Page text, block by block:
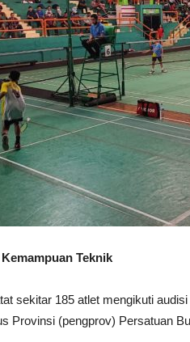
Teknik
sekitar 185 atlet mengikuti
Provinsi (pengprov) Persatuan